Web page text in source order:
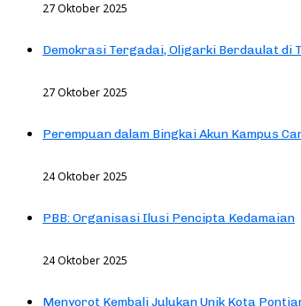
27 Oktober 2025
Demokrasi Tergadai, Oligarki Berdaulat di
27 Oktober 2025
Perempuan dalam Bingkai Akun Kampus
24 Oktober 2025
PBB: Organisasi Ilusi Pencipta Kedamaian
24 Oktober 2025
Menyorot Kembali Julukan Unik Kota